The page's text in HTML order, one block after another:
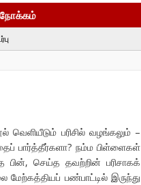
நோக்கம்
பரிசில் வழங்கலும் –
பார்த்தீர்களா? நம்ம பிள்ளைகள்
செய்த தவற்றின் பரிசாகக்
பண்பாட்டில் இருந்து